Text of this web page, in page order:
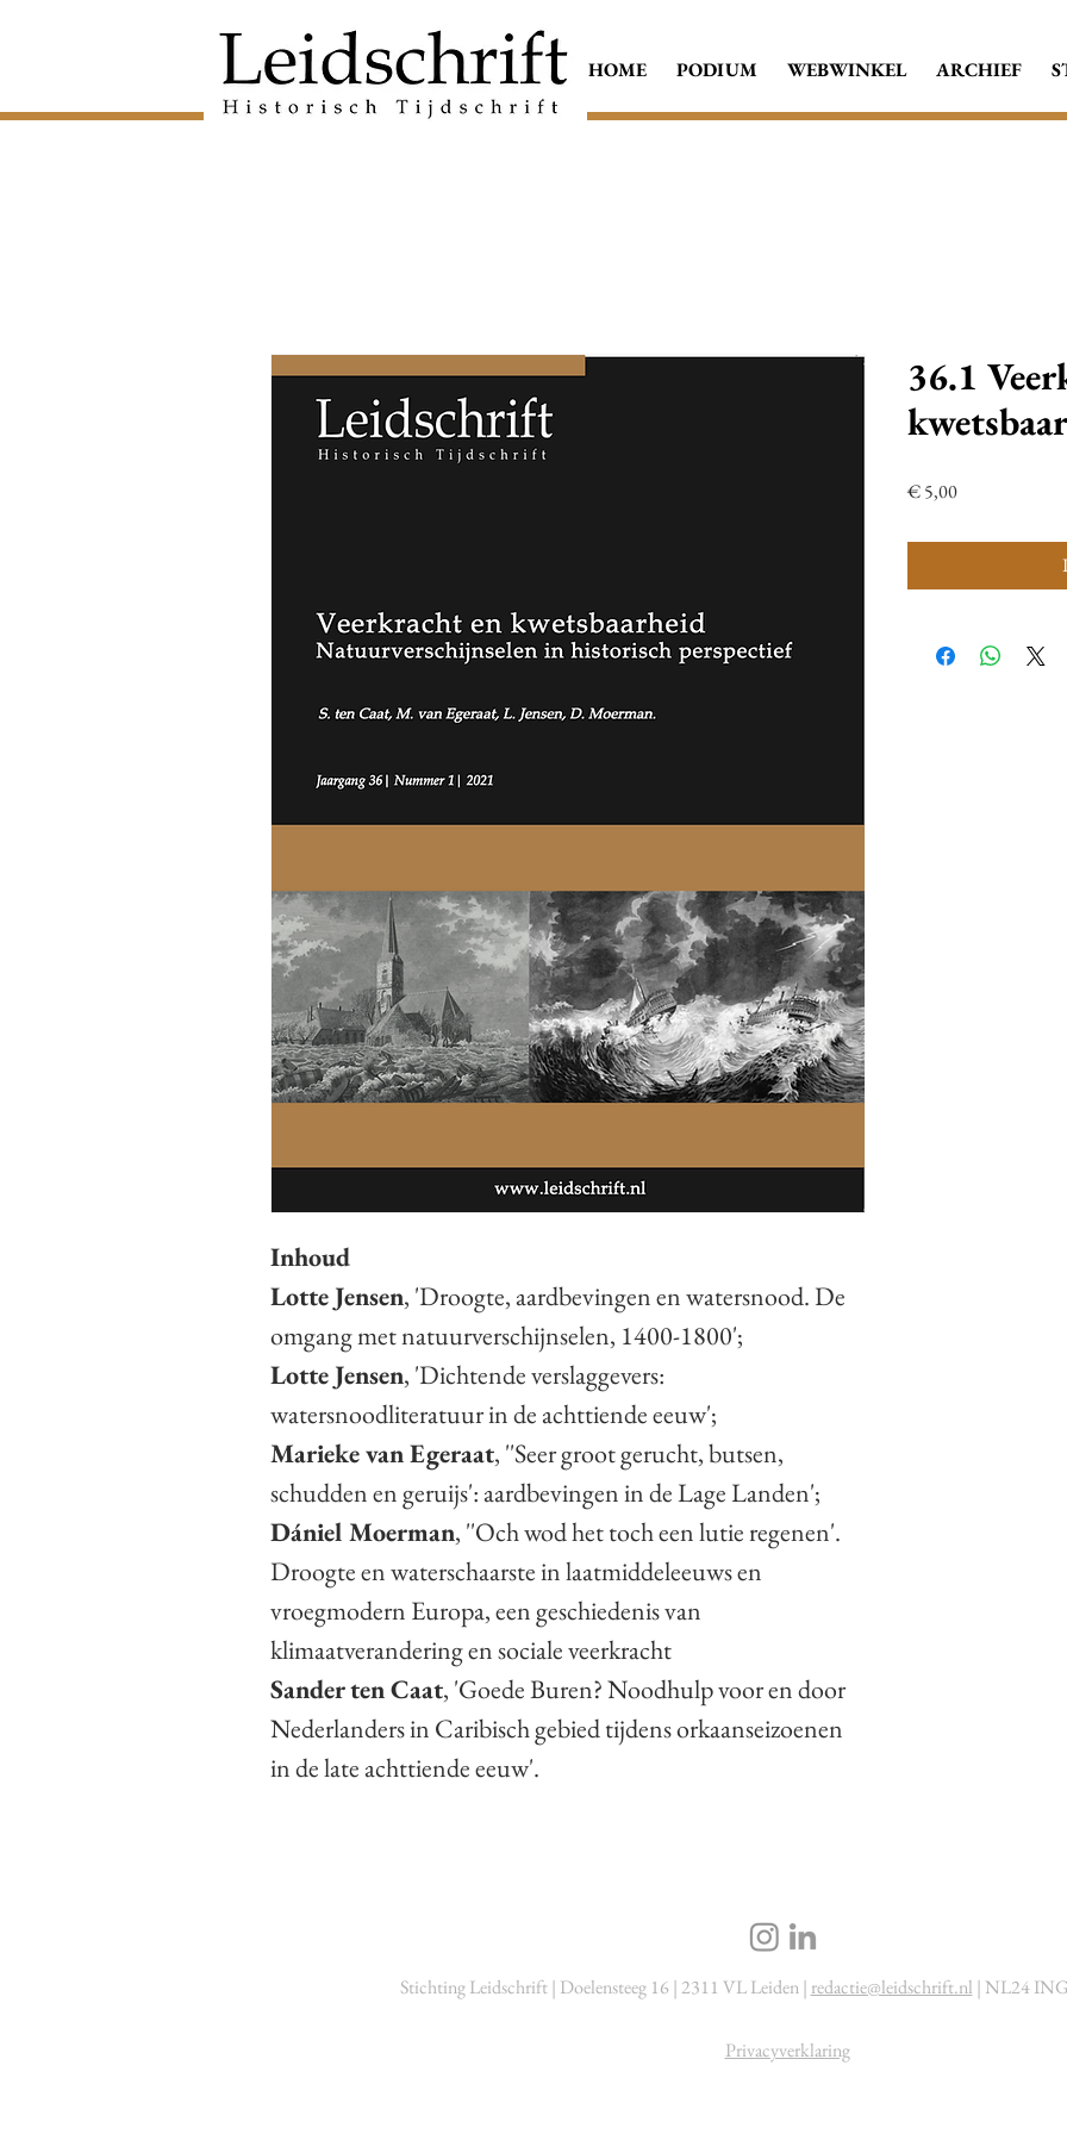
HOME PODIUM WEBWINKEL ARCHIEF
Inhoud
Lotte Jensen, 'Droogte, aardbevingen en watersnood. De
omgang met natuurverschijnselen, 1400-1800';
Lotte Jensen, 'Dichtende verslaggevers:
watersnoodliteratuur in de achttiende eeuw';
Marieke van Egeraat, ''Seer groot gerucht, butsen,
schudden en geruijs': aardbevingen in de Lage Landen';
Dániel Moerman, ''Och wod het toch een lutie regenen'.
Droogte en waterschaarste in laatmiddeleeuws en
vroegmodern Europa, een geschiedenis van
klimaatverandering en sociale veerkracht
Sander ten Caat, 'Goede Buren? Noodhulp voor en door
Nederlanders in Caribisch gebied tijdens orkaanseizoenen
in de late achttiende eeuw'.
36.1
€ 5,00Prijs
Stichting Leidschrift | Doelensteeg 16 | 2311 VL Leiden | redactie@leidschrift.nl | NL24
Privacyverklaring